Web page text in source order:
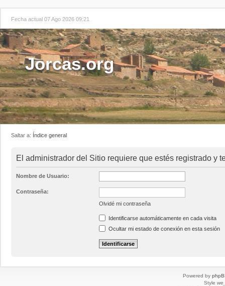
Fecha actual 07 Ago 2026 09:21
Jorcas.org
Saltar a: Índice general
El administrador del Sitio requiere que estés registrado y
Nombre de Usuario:
Contraseña:
Olvidé mi contraseña
Identificarse automáticamente en cada visita
Ocultar mi estado de conexión en esta sesión
Powered by
Style